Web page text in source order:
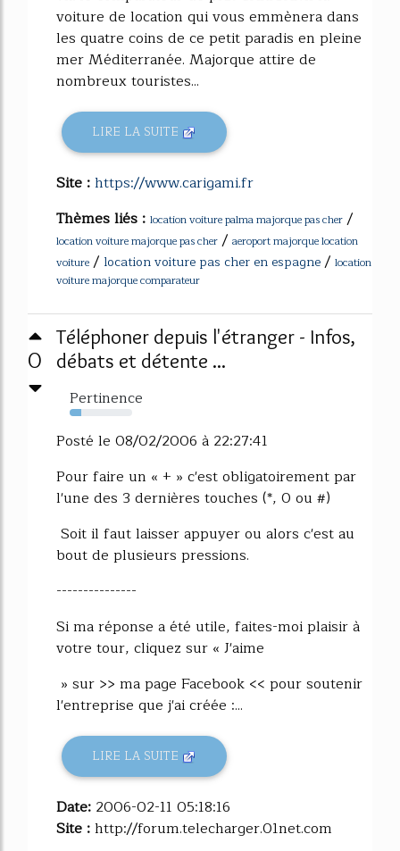
voiture de location qui vous emmènera dans
les quatre coins de ce petit paradis en pleine
mer Méditerranée. Majorque attire de
nombreux touristes...
LIRE LA SUITE
Site :https://www.carigami.fr
Thèmes liés : location voiture palma majorque pas cher /
location voiture majorque pas cher / aeroport majorque location
voiture / location voiture pas cher en espagne/ location
voiture majorque comparateur
0
Téléphoner depuis l'étranger - Infos,
débats et détente ...
Pertinence
18%
Posté le 08/02/2006 à 22:27:41
Pour faire un « + » c'est obligatoirement par
l'une des 3 dernières touches (*, 0 ou #)
Soit il faut laisser appuyer ou alors c'est au
bout de plusieurs pressions.
---------------
Si ma réponse a été utile, faites-moi plaisir à
votre tour, cliquez sur « J'aime
» sur >> ma page Facebook << pour soutenir
l'entreprise que j'ai créée :...
LIRE LA SUITE
Date: 2006-02-11 05:18:16
Site :http://forum.telecharger.01net.com